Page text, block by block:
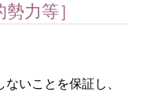
力等］
ないことを保証し、